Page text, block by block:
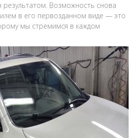
результатом. Возможность снова
в его первозданном виде — это
мы стремимся в каждом